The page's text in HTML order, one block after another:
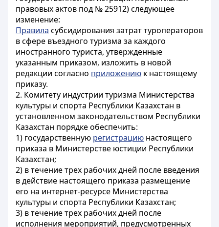
правовых актов под № 25912) следующее
изменение:
Правила субсидирования затрат туроператоров
в сфере въездного туризма за каждого
иностранного туриста, утвержденные
указанным приказом, изложить в новой
редакции согласно приложению к настоящему
приказу.
2. Комитету индустрии туризма Министерства
культуры и спорта Республики Казахстан в
установленном законодательством Республики
Казахстан порядке обеспечить:
1) государственную регистрацию настоящего
приказа в Министерстве юстиции Республики
Казахстан;
2) в течение трех рабочих дней после введения
в действие настоящего приказа размещение
его на интернет-ресурсе Министерства
культуры и спорта Республики Казахстан;
3) в течение трех рабочих дней после
исполнения мероприятий, предусмотренных